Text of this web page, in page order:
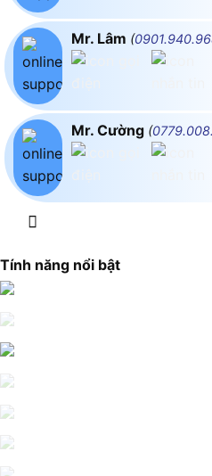
Mr. Lâm (
Mr. Cường (
Tính năng nổi bật